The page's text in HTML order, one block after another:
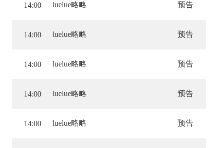
14:00 luelue略略 预告
14:00 luelue略略 预告
14:00 luelue略略 预告
14:00 luelue略略 预告
14:00 luelue略略 预告